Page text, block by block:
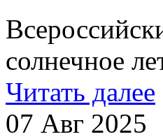
солнечное
Читать далее
07 Авг 2025